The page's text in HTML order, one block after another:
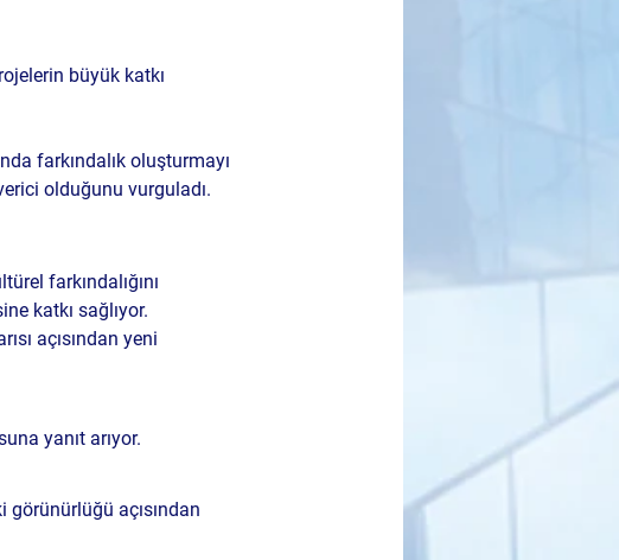
büyük katkı
farkındalık oluşturmayı
olduğunu vurguladı.
farkındalığını
katkı sağlıyor.
açısından yeni
yanıt arıyor.
açısından